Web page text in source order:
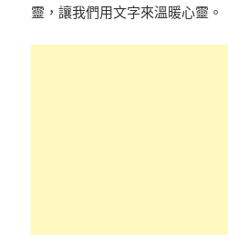
靈，讓我們用文字來溫暖心靈。